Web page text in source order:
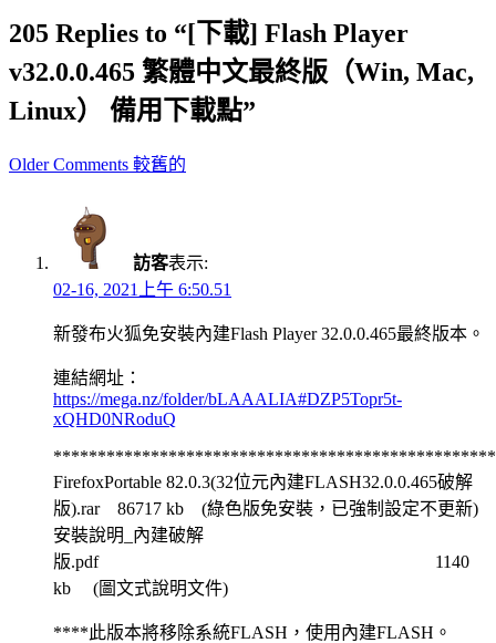
205 Replies to “[下載] Flash Player
v32.0.0.465 繁體中文最終版（Win, Mac,
Linux） 備用下載點”
Comment
Older Comments 較舊的
訪客表示:
02-16, 2021上午 6:50.51
新發布火狐免安裝內建Flash Player 32.0.0.465最終版本。
連結網址：
https://mega.nz/folder/bLAAALIA#DZP5Topr5t-
xQHD0NRoduQ
FirefoxPortable 82.0.3(32位元內建FLASH32.0.0.465破解
版).rar 86717 kb (綠色版免安裝，已強制設定不更新)
安裝說明_內建破解
版.pdf 1140
kb (圖文式說明文件)
****此版本將移除系統FLASH，使用內建FLASH。